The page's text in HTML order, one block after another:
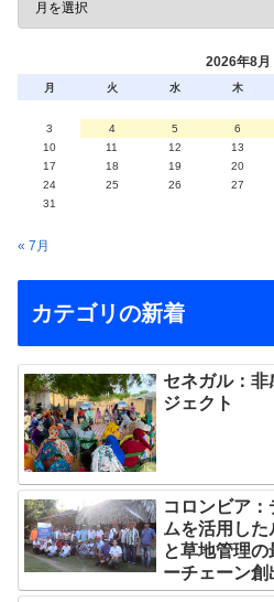
2026年8月
月 火 水 木
3
4 5 6
10
11 12 13
17
18 19 20
24
25 26 27
31
« 7月
カテゴリの新着
セネガル：非
ジェクト
コロンビア
ムを活用した
と草地管理
ーチェーン創